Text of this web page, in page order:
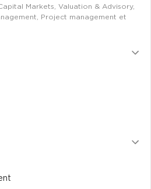
Markets, Valuation & Advisory,
Project management et